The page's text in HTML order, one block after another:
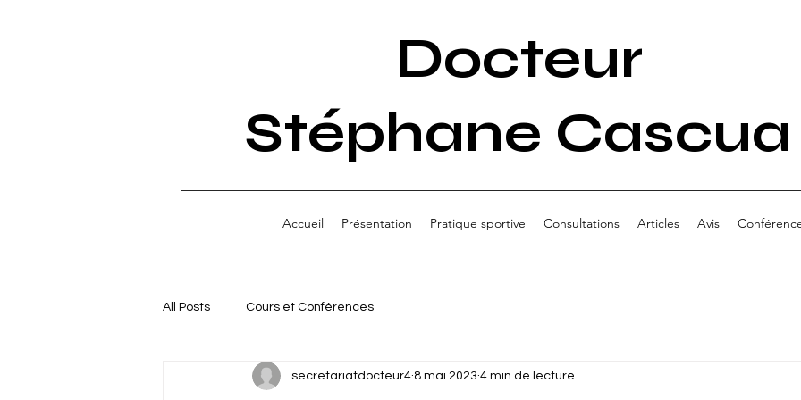
Docteur
Stéphane Cascua
Accueil Présentation Pratique sportive Consultations Articles Avis
All Posts Cours et Conférences
secretariatdocteur4 8 mai 2023 4 min de lecture